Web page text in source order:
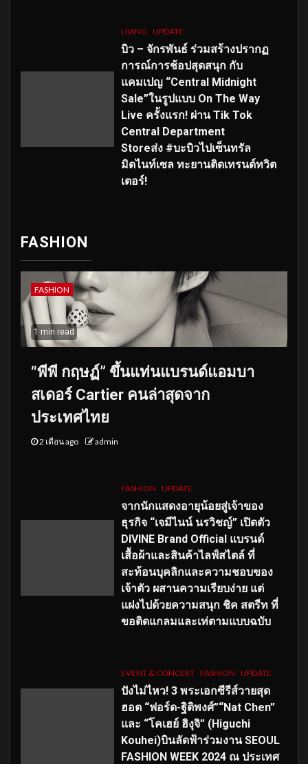
LIVING UPDATE
บิว – จักรพันธ์ ร่วมสร้างปรากฏ
การณ์การช้อปสุดสนุก กับ
แคมเปญ “Central Midnight
Sale”ในรูปแบบ On The Way
Live ครั้งแรก! ผ่าน Tik Tok
Central Department
Storeส่ง #บะบิวไปเซ็นทรัล
มิดไนท์เซล ทะยานติดเทรนด์ทวิต
เตอร์!
FASHION
FASHION
1 min read
“พีพี กฤษฏ์” ขึ้นแท่นแบรนด์แอมบา
สเดอร์ Cartier คนล่าสุดจาก
ประเทศไทย
2 เดือน ago admin
FASHION UPDATE
จากนักแสดงอายุน้อยสู่เจ้าของ
ธุรกิจ “เจมีไนน์ นรวิชญ์” เปิดตัว
DIVINE Brand Official แบรนด์
เสื้อผ้าและสินค้าไลฟ์สไตล์ ที่
สะท้อนบุคลิกและความชอบของ
เจ้าตัว ผสานความเรียบง่าย แต่
แฝงไปด้วยความสนุก ชิค สตรีท ที่
ขอติดแกลมและเท่ตามแบบฉบับ
EVENT & CONCERT FASHION UPDATE
ปังไม่ไหว! 3 พระเอกซีรีส์วายสุด
ฮอต “ฟอร์ด-ฐิติพงศ์”“Nat Chen”
และ “โคเฮย์ ฮิงุจิ” (Higuchi
Kouhei)บินลัดฟ้าร่วมงาน SEOUL
FASHION WEEK 2024 ณ ประเทศ